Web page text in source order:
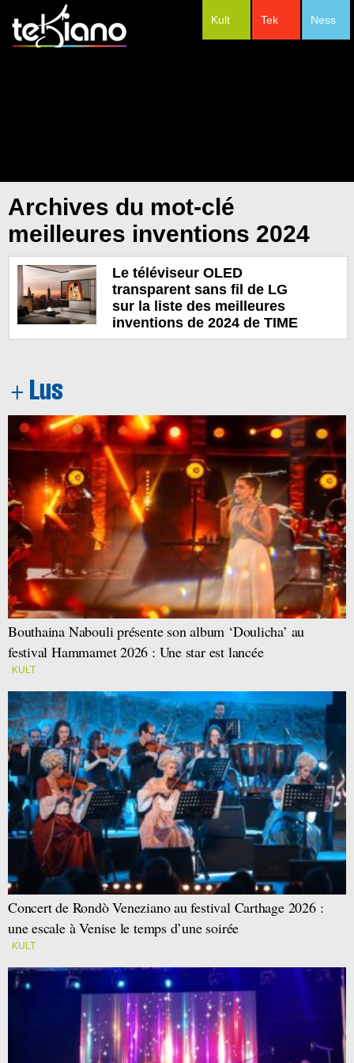
Ness
Tek
Kult
Archives du mot-clé
meilleures inventions 2024
Le téléviseur OLED
transparent sans fil de LG
sur la liste des meilleures
inventions de 2024 de TIME
Bouthaina Nabouli présente son album ‘Doulicha’ au
festival Hammamet 2026 : Une star est lancée
KULT
Concert de Rondò Veneziano au festival Carthage 2026 :
une escale à Venise le temps d’une soirée
KULT